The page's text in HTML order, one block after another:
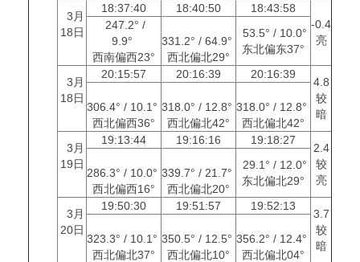
3月
18日
18:37:40 18:40:50
18:43:58
-0.4
亮
247.2° /
9.9°
西南偏西23°
331.2° / 64.9°
西北偏北29°
53.5° / 10.0°
东北偏东37°
3月
18日
20:15:57 20:16:39 20:16:39
4.8
较
暗
306.4° / 10.1°
西北偏西36°
318.0° / 12.8°
西北偏北42°
318.0° / 12.8°
西北偏北42°
3月
19日
19:13:44 19:16:16 19:18:27
2.4
较
亮
286.3° / 10.0°
西北偏西16°
339.7° / 21.7°
西北偏北20°
29.1° / 12.0°
东北偏北29°
3月
20日
19:50:30 19:51:57 19:52:13
3.7
较
暗
323.3° / 10.1°
西北偏北37°
350.5° / 12.5°
西北偏北10°
356.2° / 12.4°
西北偏北04°